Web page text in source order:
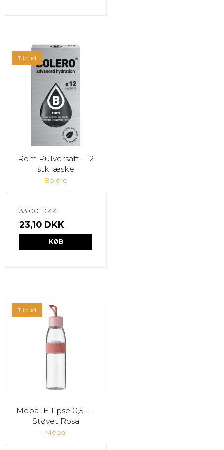
Tilbud
Rom Pulversaft - 12
stk. æske
Bolero
33,00 DKK
23,10 DKK
KØB
Tilbud
Mepal Ellipse 0,5 L -
Støvet Rosa
Mepal